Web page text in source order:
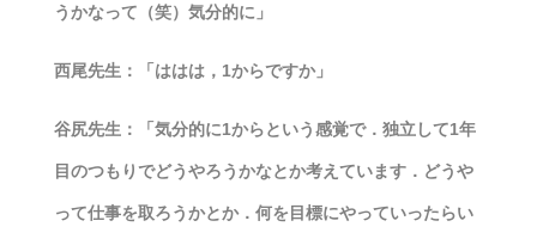
うかなって（笑）気分的に」
西尾先生：「ははは，1からですか」
谷尻先生：「気分的に1からという感覚で．独立して1年
目のつもりでどうやろうかなとか考えています．どうや
って仕事を取ろうかとか．何を目標にやっていったらい